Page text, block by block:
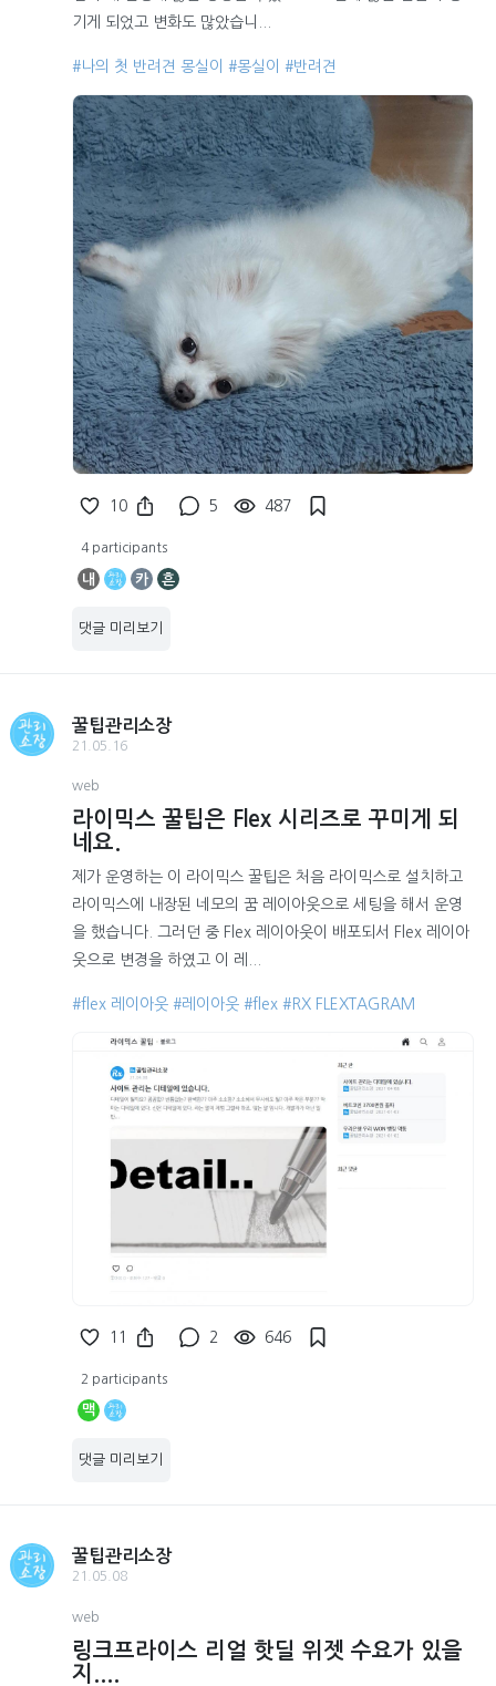
기게 되었고 변화도 많았습니...
#나의 첫 반려견 몽실이 #몽실이 #반려견
10 5 487
4 participants
내 카 흔
댓글 미리보기
꿀팁관리소장
21.05.16
web
라이믹스 꿀팁은 Flex 시리즈로 꾸미게 되
네요.
제가 운영하는 이 라이믹스 꿀팁은 처음 라이믹스로 설치하고
라이믹스에 내장된 네모의 꿈 레이아웃으로 세팅을 해서 운영
을 했습니다. 그러던 중 Flex 레이아웃이 배포되서 Flex 레이아
웃으로 변경을 하였고 이 레...
#flex 레이아웃 #레이아웃 #flex #RX FLEXTAGRAM
11 2 646
2 participants
맥
댓글 미리보기
꿀팁관리소장
21.05.08
web
링크프라이스 리얼 핫딜 위젯 수요가 있을
지....